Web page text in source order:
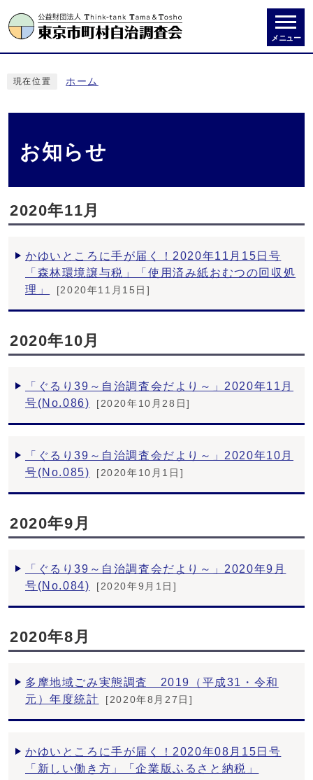
メニュー
現在位置 ホーム
お知らせ
2020年11月
かゆいところに手が届く！2020年11月15日号
「森林環境譲与税」「使用済み紙おむつの回収処
理」
[2020年11月15日]
2020年10月
「ぐるり39～自治調査会だより～」2020年11月
号(No.086)
[2020年10月28日]
「ぐるり39～自治調査会だより～」2020年10月
号(No.085)
[2020年10月1日]
2020年9月
「ぐるり39～自治調査会だより～」2020年9月
号(No.084)
[2020年9月1日]
2020年8月
多摩地域ごみ実態調査 2019（平成31・令和
元）年度統計
[2020年8月27日]
かゆいところに手が届く！2020年08月15日号
「新しい働き方」「企業版ふるさと納税」